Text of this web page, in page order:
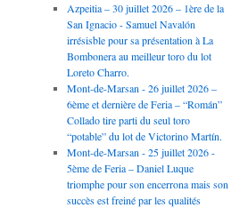
Azpeitia – 30 juillet 2026 – 1ère de la
San Ignacio - Samuel Navalón
irrésisble pour sa présentation à La
Bombonera au meilleur toro du lot
Loreto Charro.
Mont-de-Marsan - 26 juillet 2026 –
6ème et dernière de Feria – “Román”
Collado tire parti du seul toro
“potable” du lot de Victorino Martín.
Mont-de-Marsan - 25 juillet 2026 -
5ème de Feria – Daniel Luque
triomphe pour son encerrona mais son
succès est freiné par les qualités